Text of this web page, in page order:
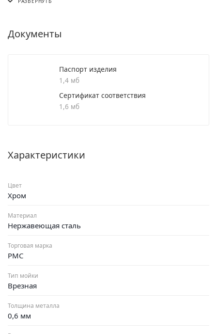
Раковина для кухни имеет глубину – 170 мм и толщину
стали надежная, гигиеничная и удобная в
использовании. Мойка для кухни из нержавеющей
Понадобятся только губка и стандартное моющее
При производстве продукции ТМ РМС используются
только высококачественные материалы. Все модели
Документы
Паспорт изделия
1,4 мб
Сертификат соответствия
1,6 мб
Характеристики
Цвет
Хром
Материал
Нержавеющая сталь
Торговая марка
РМС
Тип мойки
Врезная
Толщина металла
0,6 мм